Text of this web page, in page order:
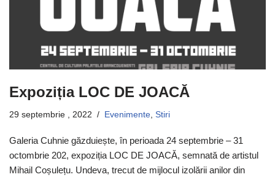
Expoziția LOC DE JOACĂ
29 septembrie , 2022 Evenimente, Stiri
Galeria Cuhnie găzduiește, în perioada 24 septembrie – 31
octombrie 202, expoziția LOC DE JOACĂ, semnată de artistul
Mihail Coșulețu. Undeva, trecut de mijlocul izolării anilor din